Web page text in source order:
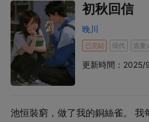
初秋回信
晚川
已完結 現代 追妻
更新時間：2025/
池恒裝窮，做了我的銅絲雀。 我